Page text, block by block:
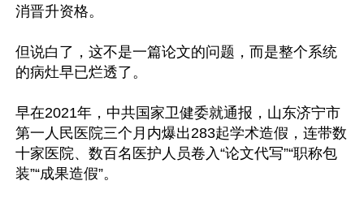
消晋升资格。
但说白了，这不是一篇论文的问题，而是整个系统
的病灶早已烂透了。
早在2021年，中共国家卫健委就通报，山东济宁市
第一人民医院三个月内爆出283起学术造假，连带数
十家医院、数百名医护人员卷入“论文代写”“职称包
装”“成果造假”。